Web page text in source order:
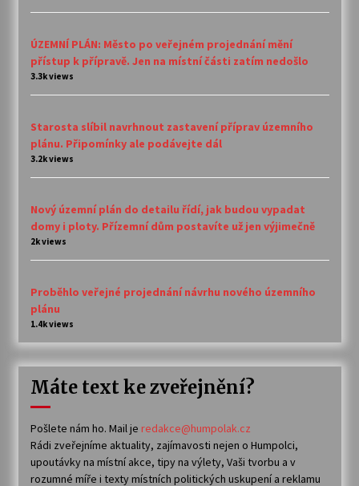
ÚZEMNÍ PLÁN: Město po veřejném projednání mění
přístup k přípravě. Jen na místní části zatím nedošlo
3.3k views
Starosta slíbil navrhnout zastavení příprav územního
plánu. Připomínky ale podávejte dál
3.2k views
Nový územní plán do detailu řídí, jak budou vypadat
domy i ploty. Přízemní dům postavíte už jen výjimečně
2k views
Proběhlo veřejné projednání návrhu nového územního
plánu
1.4k views
Máte text ke zveřejnění?
Pošlete nám ho. Mail je redakce@humpolak.cz
Rádi zveřejníme aktuality, zajímavosti nejen o Humpolci,
upoutávky na místní akce, tipy na výlety, Vaši tvorbu a v
rozumné míře i texty místních politických uskupení a reklamu